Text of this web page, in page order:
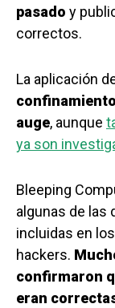
pasado y
correctos.
La aplicación
auge, aunque
ya son
Bleeping
algunas de las
incluidas en
hackers.
confirmaron
eran